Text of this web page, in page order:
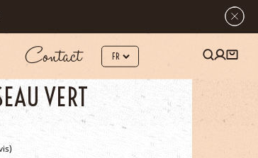
Contact
OISEAU VERT
VERT